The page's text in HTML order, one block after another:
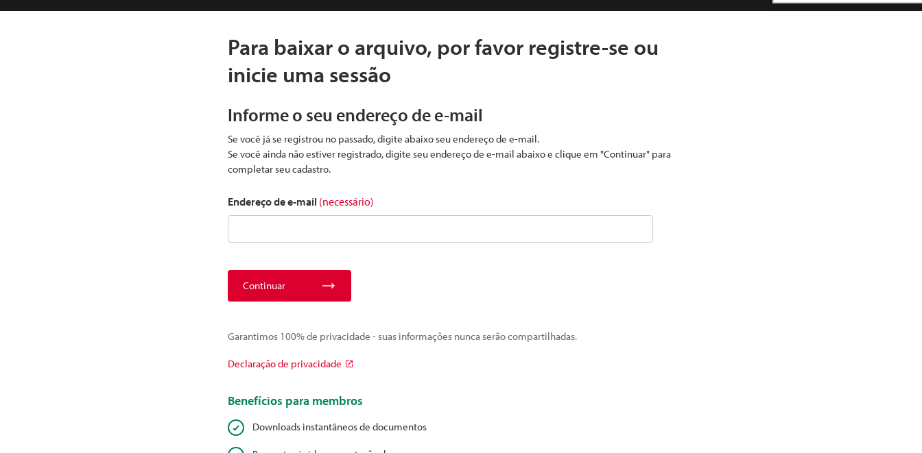
Para baixar o arquivo, por favor registre-se ou
inicie uma sessão
Informe o seu endereço de e-mail
Se você já se registrou no passado, digite abaixo seu endereço de e-mail.
Se você ainda não estiver registrado, digite seu endereço de e-mail abaixo e clique em "Continuar" para
completar seu cadastro.
Endereço de e-mail (necessário)
Continuar
Garantimos 100% de privacidade - suas informações nunca serão compartilhadas.
Declaração de privacidade
Benefícios para membros
Downloads instantâneos de documentos